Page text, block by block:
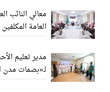
معالي النائب
العامة
مدير تعليم
لـ«بصمات مدن